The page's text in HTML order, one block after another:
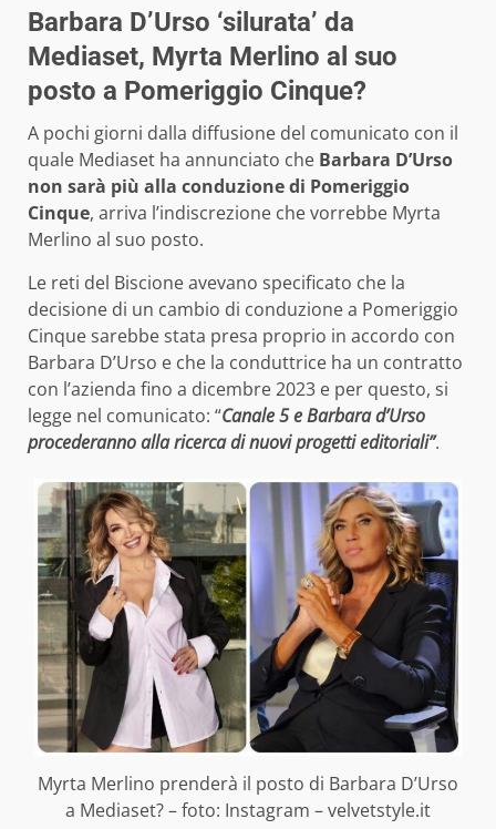
Barbara D’Urso ‘silurata’ da
Mediaset, Myrta Merlino al suo
posto a Pomeriggio Cinque?
A pochi giorni dalla diffusione del comunicato con il
quale Mediaset ha annunciato che Barbara D’Urso
non sarà più alla conduzione di Pomeriggio
Cinque, arriva l’indiscrezione che vorrebbe Myrta
Merlino al suo posto.
Le reti del Biscione avevano specificato che la
decisione di un cambio di conduzione a Pomeriggio
Cinque sarebbe stata presa proprio in accordo con
Barbara D’Urso e che la conduttrice ha un contratto
con l’azienda fino a dicembre 2023 e per questo, si
legge nel comunicato: “Canale 5 e Barbara d’Urso
procederanno alla ricerca di nuovi progetti editoriali”.
Myrta Merlino prenderà il posto di Barbara D’Urso
a Mediaset? – foto: Instagram – velvetstyle.it